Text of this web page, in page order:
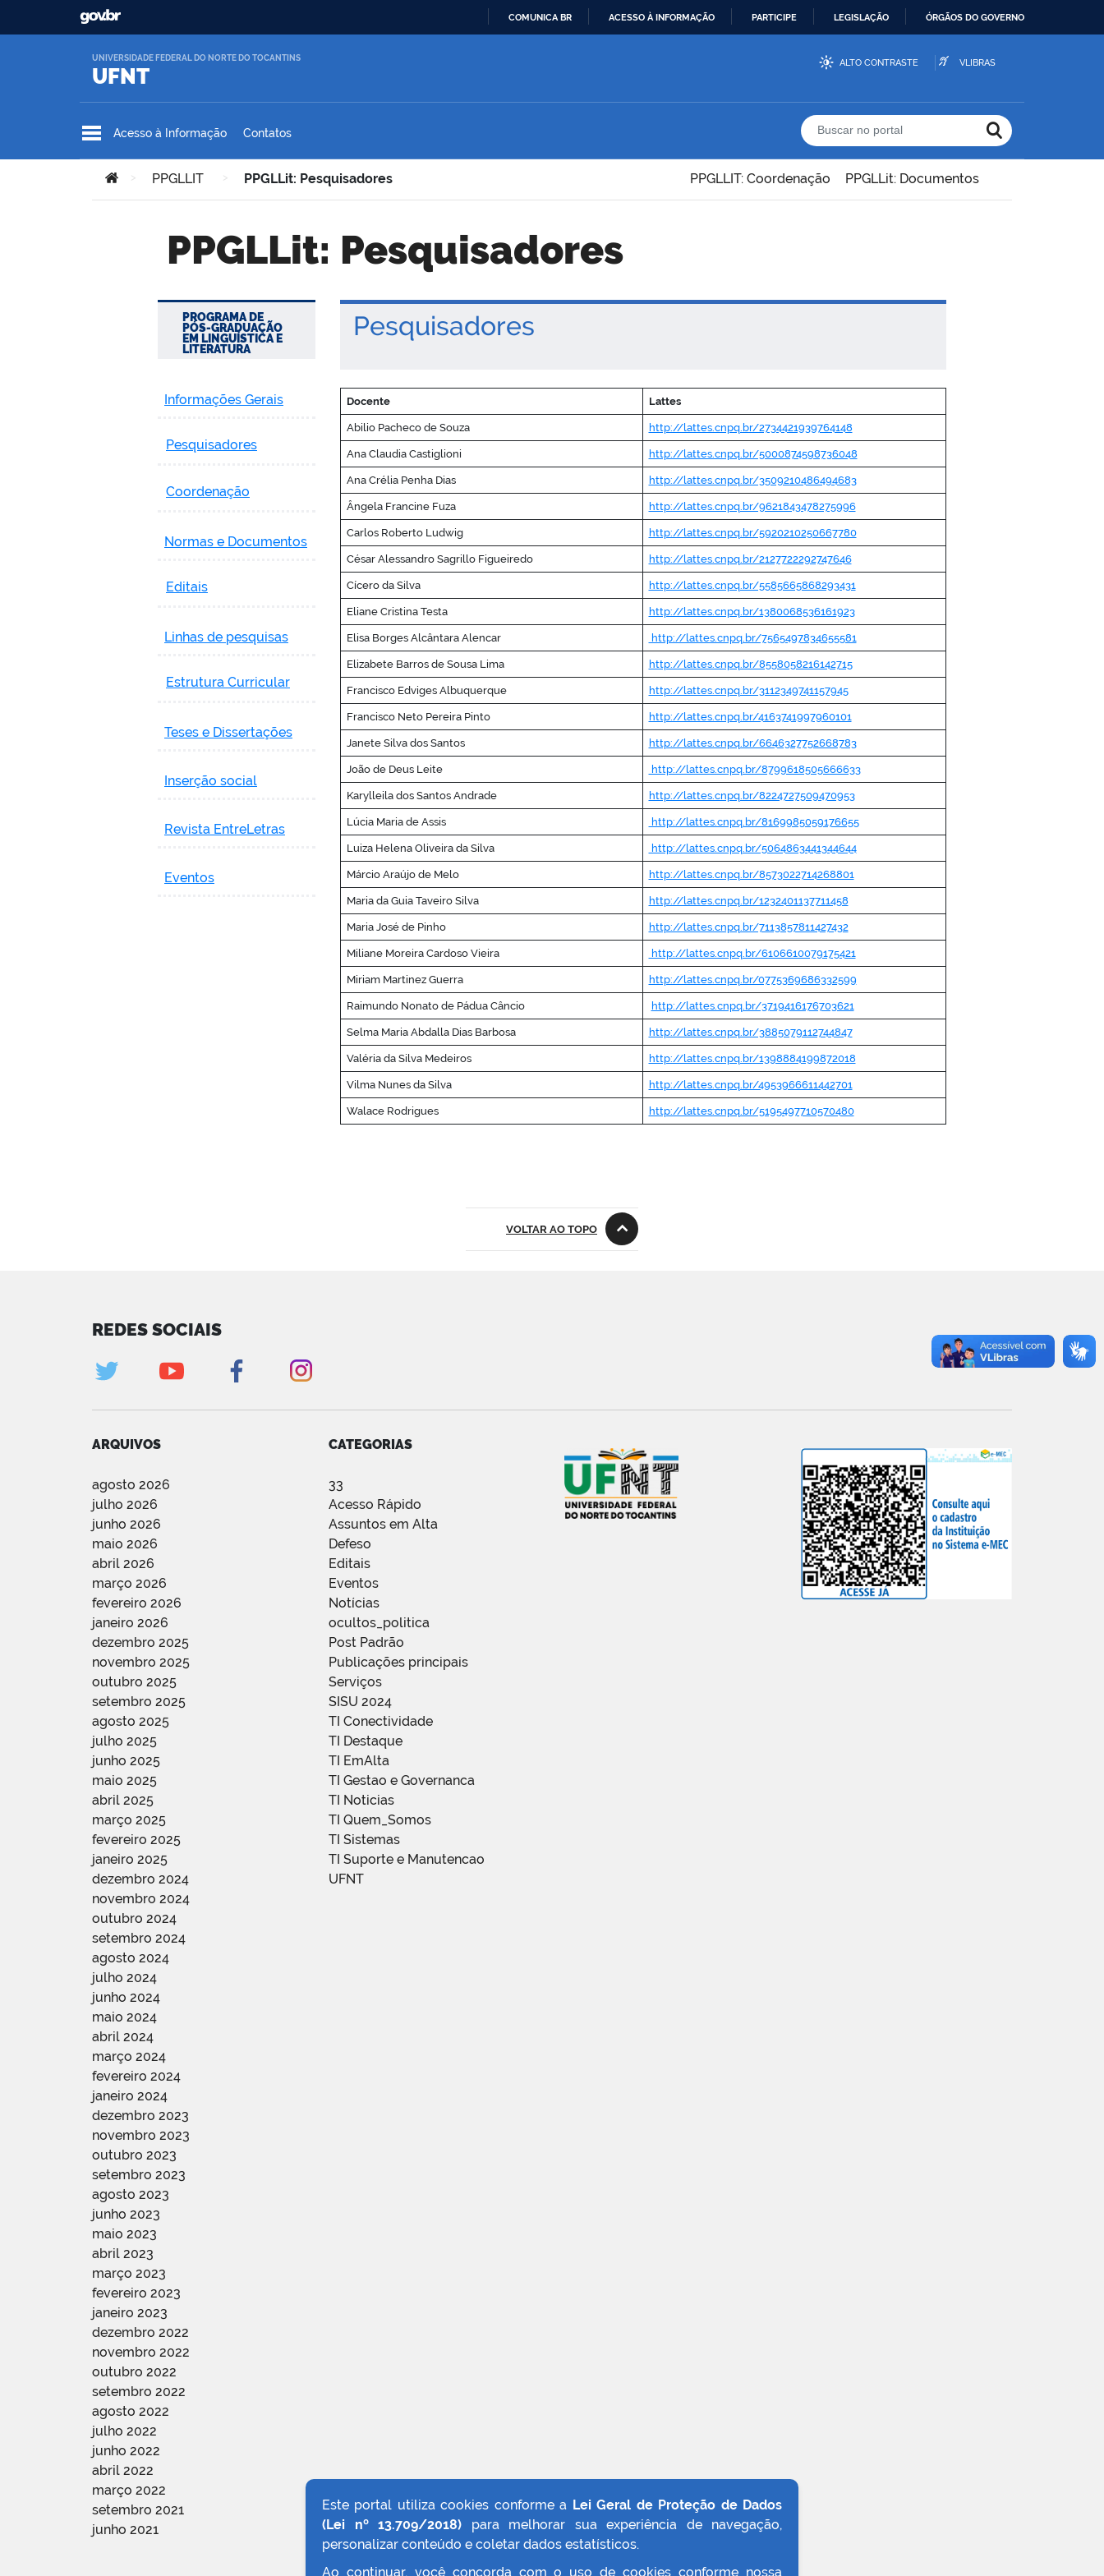
Ir para o conteúdo
CONTEÚDO
COMUNICA BR ACESSO À INFORMAÇÃO PARTICIPE LEGISLAÇÃO ÓRGÃOS DO GOVERNO
UNIVERSIDADE FEDERAL DO NORTE DO TOCANTINS
UFNT
ALTO CONTRASTE VLIBRAS
Acesso à Informação Contatos Buscar no portal
Você está aqui:
> PPGLLIT > PPGLLit: Pesquisadores PPGLLIT: Coordenação PPGLLit: Documentos
PPGLLit: Pesquisadores
PROGRAMA DE
PÓS-GRADUAÇÃO
EM LINGUÍSTICA E
LITERATURA
Informações Gerais
Pesquisadores
Coordenação
Normas e Documentos
Editais
Linhas de pesquisas
Estrutura Curricular
Teses e Dissertações
Inserção social
Revista EntreLetras
Eventos
Pesquisadores
Docente Lattes
Abilio Pacheco de Souza http://lattes.cnpq.br/2734421939764148
Ana Claudia Castiglioni http://lattes.cnpq.br/5000874598736048
Ana Crélia Penha Dias http://lattes.cnpq.br/3509210486494683
Ângela Francine Fuza http://lattes.cnpq.br/9621843478275996
Carlos Roberto Ludwig http://lattes.cnpq.br/5920210250667780
César Alessandro Sagrillo Figueiredo http://lattes.cnpq.br/2127722292747646
Cícero da Silva http://lattes.cnpq.br/5585665868293431
Eliane Cristina Testa http://lattes.cnpq.br/1380068536161923
Elisa Borges Alcântara Alencar http://lattes.cnpq.br/7565497834655581
Elizabete Barros de Sousa Lima http://lattes.cnpq.br/8558058216142715
Francisco Edviges Albuquerque http://lattes.cnpq.br/3112349741157945
Francisco Neto Pereira Pinto http://lattes.cnpq.br/4163741997960101
Janete Silva dos Santos http://lattes.cnpq.br/6646327752668783
João de Deus Leite http://lattes.cnpq.br/8799618505666633
Karylleila dos Santos Andrade http://lattes.cnpq.br/8224727509470953
Lúcia Maria de Assis http://lattes.cnpq.br/8169985059176655
Luiza Helena Oliveira da Silva http://lattes.cnpq.br/5064863441344644
Márcio Araújo de Melo http://lattes.cnpq.br/8573022714268801
Maria da Guia Taveiro Silva http://lattes.cnpq.br/1232401137711458
Maria José de Pinho http://lattes.cnpq.br/7113857811427432
Miliane Moreira Cardoso Vieira http://lattes.cnpq.br/6106610079175421
Miriam Martinez Guerra http://lattes.cnpq.br/0775369686332599
Raimundo Nonato de Pádua Câncio http://lattes.cnpq.br/3719416176703621
Selma Maria Abdalla Dias Barbosa http://lattes.cnpq.br/3885079112744847
Valéria da Silva Medeiros http://lattes.cnpq.br/1398884199872018
Vilma Nunes da Silva http://lattes.cnpq.br/4953966611442701
Walace Rodrigues http://lattes.cnpq.br/5195497710570480
VOLTAR AO TOPO
Este portal utiliza cookies conforme a Lei Geral de Proteção de Dados
(Lei nº 13.709/2018) para melhorar sua experiência de navegação,
personalizar conteúdo e coletar dados estatísticos.
Ao continuar, você concorda com o uso de cookies conforme nossa
REDES SOCIAIS
ARQUIVOS
agosto 2026
julho 2026
junho 2026
maio 2026
abril 2026
março 2026
fevereiro 2026
janeiro 2026
dezembro 2025
novembro 2025
outubro 2025
setembro 2025
agosto 2025
julho 2025
junho 2025
maio 2025
abril 2025
março 2025
fevereiro 2025
janeiro 2025
dezembro 2024
novembro 2024
outubro 2024
setembro 2024
agosto 2024
julho 2024
junho 2024
maio 2024
abril 2024
março 2024
fevereiro 2024
janeiro 2024
dezembro 2023
novembro 2023
outubro 2023
setembro 2023
agosto 2023
junho 2023
maio 2023
abril 2023
março 2023
fevereiro 2023
janeiro 2023
dezembro 2022
novembro 2022
outubro 2022
setembro 2022
agosto 2022
julho 2022
junho 2022
abril 2022
março 2022
setembro 2021
junho 2021
CATEGORIAS
33
Acesso Rápido
Assuntos em Alta
Defeso
Editais
Eventos
Notícias
ocultos_politica
Post Padrão
Publicações principais
Serviços
SISU 2024
TI Conectividade
TI Destaque
TI EmAlta
TI Gestao e Governanca
TI Noticias
TI Quem_Somos
TI Sistemas
TI Suporte e Manutencao
UFNT